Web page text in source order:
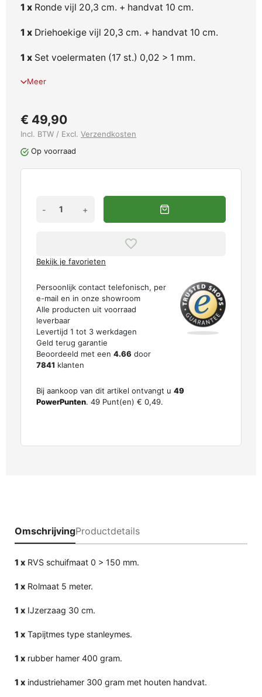
1 x Ronde vijl 20,3 cm. + handvat 10 cm.
1 x Driehoekige vijl 20,3 cm. + handvat 10 cm.
1 x Set voelermaten (17 st.) 0,02 > 1 mm.
Meer
€ 49,90
Incl. BTW / Excl. Verzendkosten
Op voorraad
- +
Bekijk je favorieten
Persoonlijk contact telefonisch, per
e-mail en in onze showroom
Alle producten uit voorraad
leverbaar
Levertijd 1 tot 3 werkdagen
Geld terug garantie
Beoordeeld met een 4.66 door
7841 klanten
Bij aankoop van dit artikel ontvangt u 49
PowerPunten. 49 Punt(en) € 0,49.
OmschrijvingProductdetails
1 x RVS schuifmaat 0 > 150 mm.
1 x Rolmaat 5 meter.
1 x IJzerzaag 30 cm.
1 x Tapijtmes type stanleymes.
1 x rubber hamer 400 gram.
1 x industriehamer 300 gram met houten handvat.